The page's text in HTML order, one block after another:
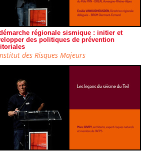
régionale sismique : initier et
des politiques de prévention
des Risques Majeurs